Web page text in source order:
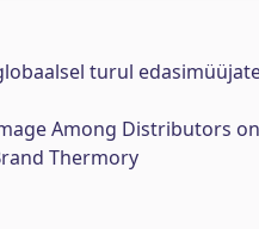
turul
Among Distributors
Thermory